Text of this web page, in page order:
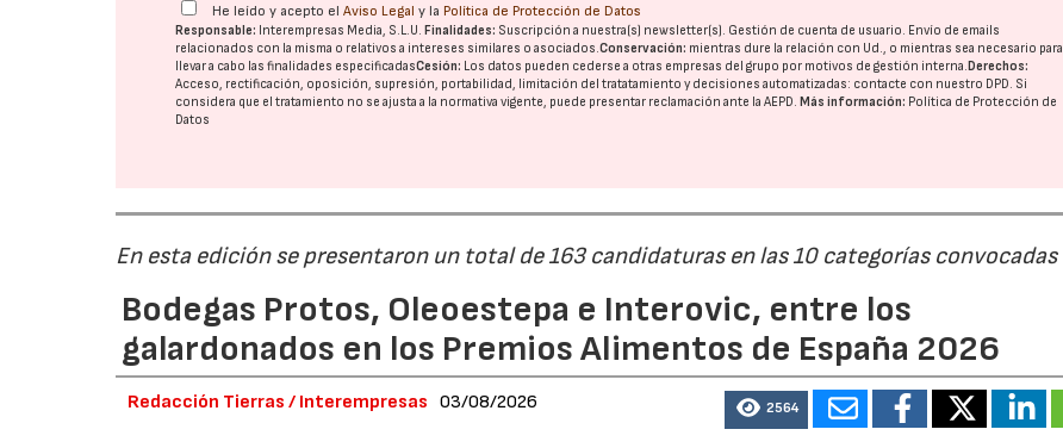
He leído y acepto elAviso Legal y la Política de Protección de Datos
Responsable: Interempresas Media, S.L.U.Finalidades: Suscripción a nuestra(s) newsletter(s). Gestión de cuenta de usuario. Envío de emails
relacionados con la misma o relativos a intereses similares o asociados.Conservación: mientras dure la relación con Ud., o mientras sea necesario para
llevar a cabo las finalidades especificadasCesión: Los datos pueden cederse a otras empresas del grupo por motivos de gestión interna.Derechos:
Acceso, rectificación, oposición, supresión, portabilidad, limitación del tratatamiento y decisiones automatizadas: contacte con nuestro DPD. Si
considera que el tratamiento no se ajusta a la normativa vigente, puede presentar reclamación ante laAEPD.Más información: Política de Protección de
Datos
En esta edición se presentaron un total de 163 candidaturas en las 10 categorías convocadas
Bodegas Protos, Oleoestepa e Interovic, entre los
galardonados en los Premios Alimentos de España 2026
Redacción Tierras / Interempresas 03/08/2026 2564